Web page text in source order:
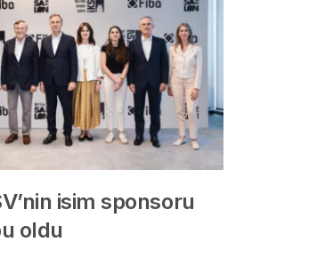
isim sponsoru
oldu